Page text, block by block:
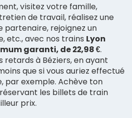
visitez votre famille,
de travail, réalisez une
partenaire, rejoignez un
etc., avec nos trains Lyon
garanti, de 22,98 €.
retards à Béziers, en ayant
que si vous auriez effectué
par exemple. Achève ton
les billets de train
prix.